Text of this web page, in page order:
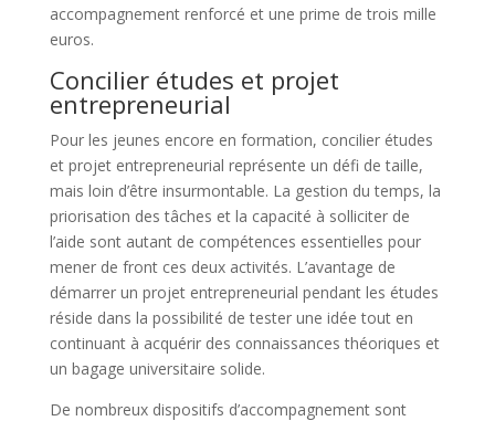
accompagnement renforcé et une prime de trois mille
euros.
Concilier études et projet
entrepreneurial
Pour les jeunes encore en formation, concilier études
et projet entrepreneurial représente un défi de taille,
mais loin d’être insurmontable. La gestion du temps, la
priorisation des tâches et la capacité à solliciter de
l’aide sont autant de compétences essentielles pour
mener de front ces deux activités. L’avantage de
démarrer un projet entrepreneurial pendant les études
réside dans la possibilité de tester une idée tout en
continuant à acquérir des connaissances théoriques et
un bagage universitaire solide.
De nombreux dispositifs d’accompagnement sont